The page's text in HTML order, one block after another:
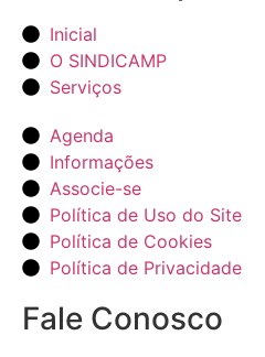
Inicial
O SINDICAMP
Serviços
Agenda
Informações
Associe-se
Política de Uso do Site
Política de Cookies
Política de Privacidade
Fale Conosco